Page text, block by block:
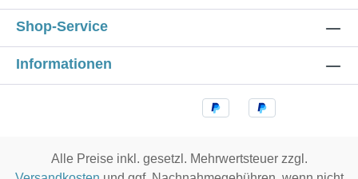
Shop-Service
Informationen
Alle Preise inkl. gesetzl. Mehrwertsteuer zzgl.